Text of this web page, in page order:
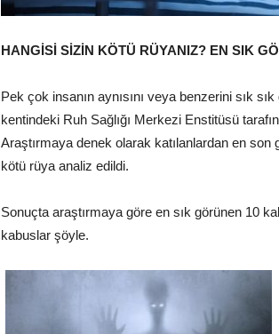
HANGİSİ SİZİN KÖTÜ RÜYANIZ? EN SIK
Pek çok insanın aynısını veya benzerini sık
kentindeki Ruh Sağlığı Merkezi Enstitüsü
Araştırmaya denek olarak katılanlardan en son
kötü rüya analiz edildi.
Sonuçta araştırmaya göre en sık görünen 10
kabuslar şöyle.